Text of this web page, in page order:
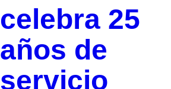
celebra 25
años de
servicio